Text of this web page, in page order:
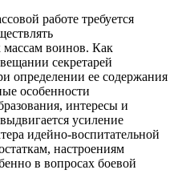
работе требуется
воинов. Как
секретарей
определении ее содержания
особенности
интересы и
усиление
идейно-воспитательной
настроениям
в вопросах боевой